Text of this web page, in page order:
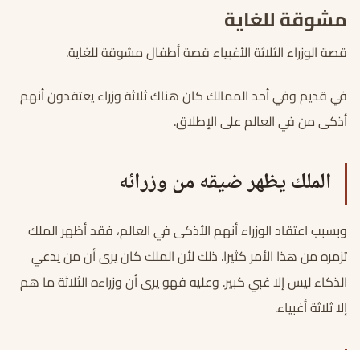
مشوقة للغاية
قصة الوزراء الثلاثة الأغبياء قصة أطفال مشوقة للغاية.
في قديم وفي أحد الممالك كان هناك ثلاثة وزراء يعتقدون أنهم
أذكى من في العالم على الإطلاق.
الملك يظهر ضيقه من وزرائه
وبسبب اعتقاد الوزراء أنهم الأذكى في العالم، فقد أظهر الملك
تزمره من هذا الأمر كثيرا. ذلك لأن الملك كان يرى أن من يدعي
الذكاء ليس إلا غبي كبير. وعليه فهو يرى أن وزراءه الثلاثة ما هم
إلا ثلاثة أغبياء.